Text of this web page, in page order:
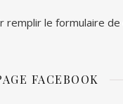
remplir le formulaire de
FACEBOOK